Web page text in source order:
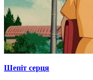
Шепіт серця